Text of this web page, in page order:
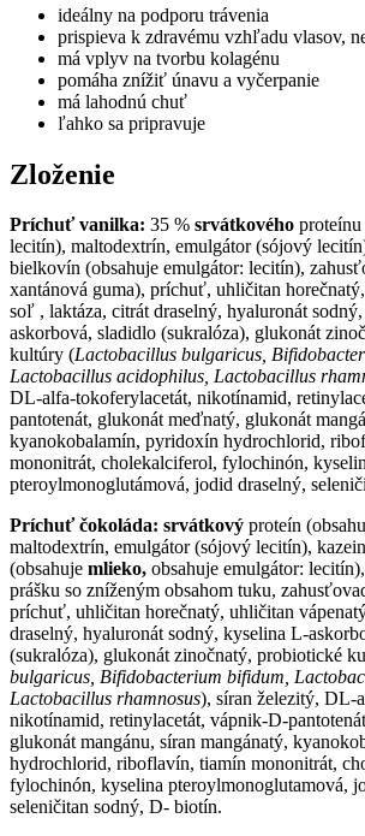
ideálny na podporu trávenia
prispieva k zdravému vzhľadu vlasov,
má vplyv na tvorbu kolagénu
pomáha znížiť únavu a vyčerpanie
má lahodnú chuť
ľahko sa pripravuje
Zloženie
Príchuť vanilka: 35 % srvátkového proteínu
lecitín), maltodextrín, emulgátor (sójový
bielkovín (obsahuje emulgátor: lecitín),
xantánová guma), príchuť, uhličitan
soľ , laktáza, citrát draselný, hyaluronát
askorbová, sladidlo (sukralóza), glukonát
kultúry (Lactobacillus bulgaricus,
Lactobacillus acidophilus, Lactobacillus
DL-alfa-tokoferylacetát, nikotínamid,
pantotenát, glukonát meďnatý, glukonát
kyanokobalamín, pyridoxín hydrochlorid,
mononitrát, cholekalciferol, fylochinón,
pteroylmonoglutámová, jodid draselný,
Príchuť čokoláda: srvátkový proteín
maltodextrín, emulgátor (sójový lecitín),
(obsahuje mlieko, obsahuje emulgátor:
prášku so zníženým obsahom tuku,
príchuť, uhličitan horečnatý, uhličitan
draselný, hyaluronát sodný, kyselina L-
(sukralóza), glukonát zinočnatý, probiotické
bulgaricus, Bifidobacterium bifidum,
Lactobacillus rhamnosus), síran železitý, DL-
nikotínamid, retinylacetát, vápnik-D-
glukonát mangánu, síran mangánatý,
hydrochlorid, riboflavín, tiamín mononitrát,
fylochinón, kyselina pteroylmonoglutamová,
seleničitan sodný, D- biotín.